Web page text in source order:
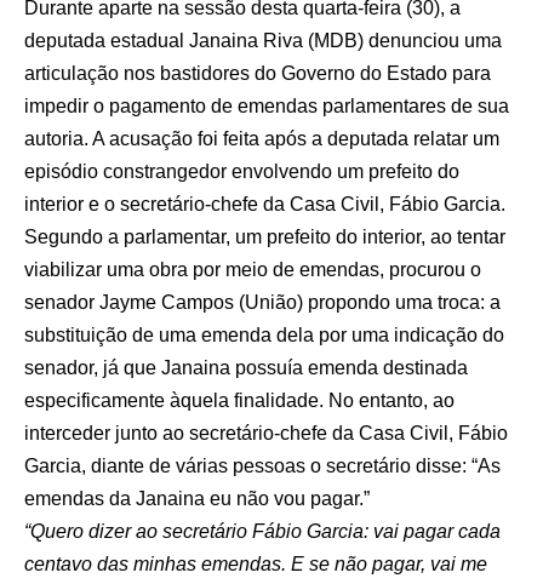
Durante aparte na sessão desta quarta-feira (30), a
deputada estadual Janaina Riva (MDB) denunciou uma
articulação nos bastidores do Governo do Estado para
impedir o pagamento de emendas parlamentares de sua
autoria. A acusação foi feita após a deputada relatar um
episódio constrangedor envolvendo um prefeito do
interior e o secretário-chefe da Casa Civil, Fábio Garcia.
Segundo a parlamentar, um prefeito do interior, ao tentar
viabilizar uma obra por meio de emendas, procurou o
senador Jayme Campos (União) propondo uma troca: a
substituição de uma emenda dela por uma indicação do
senador, já que Janaina possuía emenda destinada
especificamente àquela finalidade. No entanto, ao
interceder junto ao secretário-chefe da Casa Civil, Fábio
Garcia, diante de várias pessoas o secretário disse: “As
emendas da Janaina eu não vou pagar.”
“Quero dizer ao secretário Fábio Garcia: vai pagar cada
centavo das minhas emendas. E se não pagar, vai me